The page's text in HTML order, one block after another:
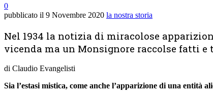
0
pubblicato il 9 Novembre 2020 la nostra storia
Nel 1934 la notizia di miracolose
vicenda ma un Monsignore raccolse fatti e
di Claudio Evangelisti
Sia l’estasi mistica, come anche l’apparizione di una